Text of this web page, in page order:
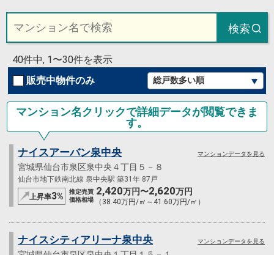
検索
40件中, 1〜30件を表示
販売中物件のみ
マンション名クリックで詳細データが閲覧できま
す。
ナイスアーバン泉中央
宮城県仙台市泉区泉中央４丁目５－８
仙台市地下鉄南北線 泉中央駅 築31年 87戸
上昇率3%
推定売買
価格相場
2,420万円〜2,620万円
（38.40万円/㎡～41.60万円/㎡）
マンションデータを見る
ナイスシティアリーナ泉中央 マンションデータを見る